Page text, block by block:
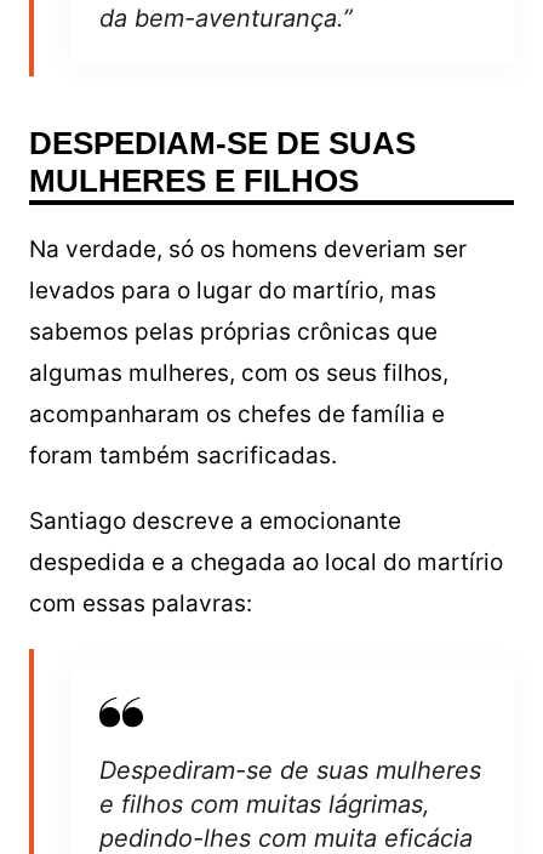
da bem-aventurança.”
DESPEDIAM-SE DE SUAS
MULHERES E FILHOS
Na verdade, só os homens deveriam ser
levados para o lugar do martírio, mas
sabemos pelas próprias crônicas que
algumas mulheres, com os seus filhos,
acompanharam os chefes de família e
foram também sacrificadas.
Santiago descreve a emocionante
despedida e a chegada ao local do martírio
com essas palavras:
Despediram-se de suas mulheres
e filhos com muitas lágrimas,
pedindo-lhes com muita eficácia